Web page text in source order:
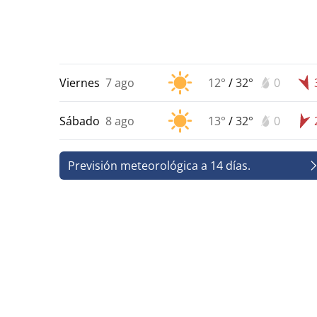
Viernes 7 ago 12° /32° 0
Sábado 8 ago 13° /32° 0
Previsión meteorológica a 14 días.